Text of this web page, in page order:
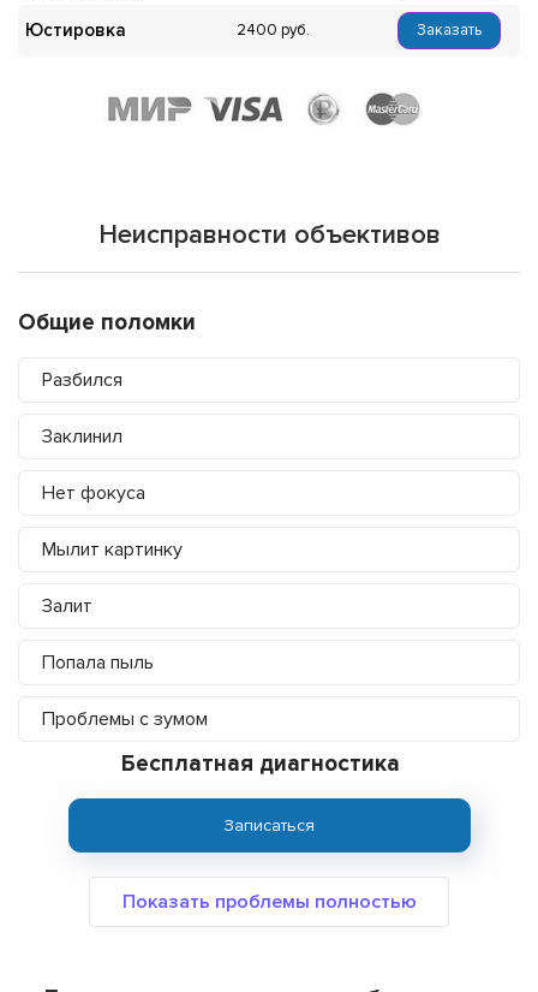
Юстировка 2400 Заказать
Неисправности объективов
Общие поломки
Разбился
Заклинил
Нет фокуса
Мылит картинку
Залит
Попала пыль
Проблемы с зумом
Бесплатная диагностика
Записаться